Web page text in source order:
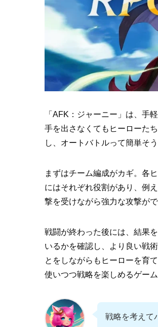
「AFK：ジャーニー」は、手
手を出さなくてもヒーローた
し、オートバトルって簡単そ
まずはチーム編成がカギ。各
にはそれぞれ役割があり、例
撃を受けながら強力な攻撃が
戦闘が終わった後には、結果
いるかを確認し、より良い戦
とをしながらもヒーローを育
使いつつ戦略を楽しめるゲーム
戦略を考えて